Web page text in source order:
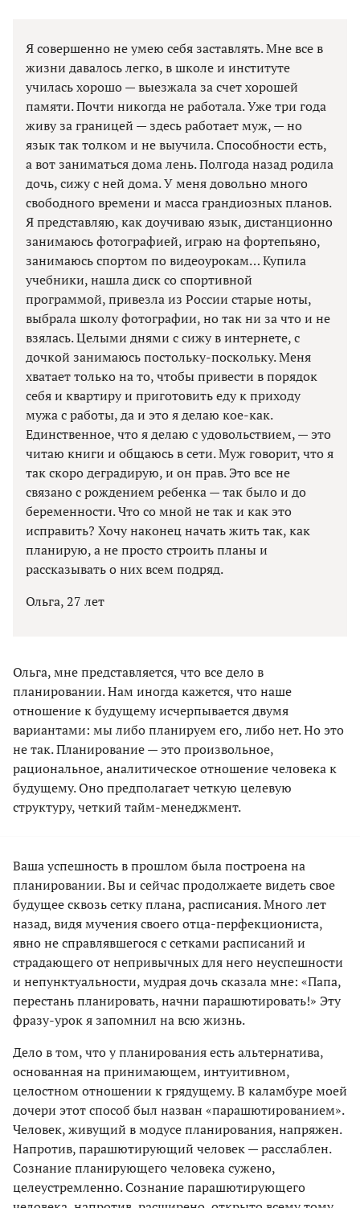
Я совершенно не умею себя заставлять. Мне все в
жизни давалось легко, в школе и институте
училась хорошо — выезжала за счет хорошей
памяти. Почти никогда не работала. Уже три года
живу за границей — здесь работает муж, — но
язык так толком и не выучила. Способности есть,
а вот заниматься дома лень. Полгода назад родила
дочь, сижу с ней дома. У меня довольно много
свободного времени и масса грандиозных планов.
Я представляю, как доучиваю язык, дистанционно
занимаюсь фотографией, играю на фортепьяно,
занимаюсь спортом по видеоурокам… Купила
учебники, нашла диск со спортивной
программой, привезла из России старые ноты,
выбрала школу фотографии, но так ни за что и не
взялась. Целыми днями с сижу в интернете, с
дочкой занимаюсь постольку-поскольку. Меня
хватает только на то, чтобы привести в порядок
себя и квартиру и приготовить еду к приходу
мужа с работы, да и это я делаю кое-как.
Единственное, что я делаю с удовольствием, — это
читаю книги и общаюсь в сети. Муж говорит, что я
так скоро деградирую, и он прав. Это все не
связано с рождением ребенка — так было и до
беременности. Что со мной не так и как это
исправить? Хочу наконец начать жить так, как
планирую, а не просто строить планы и
рассказывать о них всем подряд.
Ольга, 27 лет
Ольга, мне представляется, что все дело в
планировании. Нам иногда кажется, что наше
отношение к будущему исчерпывается двумя
вариантами: мы либо планируем его, либо нет. Но это
не так. Планирование — это произвольное,
рациональное, аналитическое отношение человека к
будущему. Оно предполагает четкую целевую
структуру, четкий тайм-менеджмент.
Ваша успешность в прошлом была построена на
планировании. Вы и сейчас продолжаете видеть свое
будущее сквозь сетку плана, расписания. Много лет
назад, видя мучения своего отца-перфекциониста,
явно не справлявшегося с сетками расписаний и
страдающего от непривычных для него неуспешности
и непунктуальности, мудрая дочь сказала мне: «Папа,
перестань планировать, начни парашютировать!» Эту
фразу-урок я запомнил на всю жизнь.
Дело в том, что у планирования есть альтернатива,
основанная на принимающем, интуитивном,
целостном отношении к грядущему. В каламбуре моей
дочери этот способ был назван «парашютированием».
Человек, живущий в модусе планирования, напряжен.
Напротив, парашютирующий человек — расслаблен.
Сознание планирующего человека сужено,
целеустремленно. Сознание парашютирующего